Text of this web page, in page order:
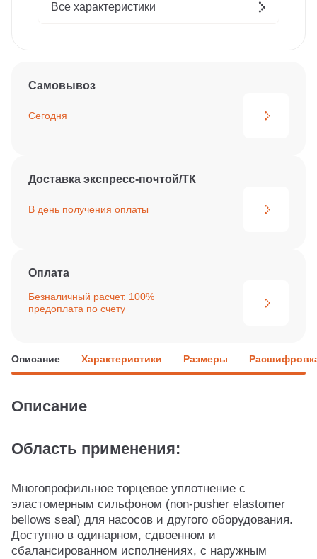
Все характеристики
Самовывоз
Сегодня
Доставка экспресс-почтой/ТК
В день получения оплаты
Оплата
Безналичный расчет. 100%
предоплата по счету
Описание Характеристики Размеры
Описание
Область применения:
Многопрофильное торцевое уплотнение с
эластомерным сильфоном (non‑pusher elastomer
bellows seal) для насосов и другого оборудования.
Доступно в одинарном, сдвоенном и
сбалансированном исполнениях, с наружным